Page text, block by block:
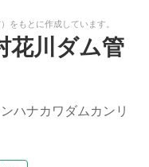
をもとに作成しています。
花川ダム管
ハナカワダムカンリ